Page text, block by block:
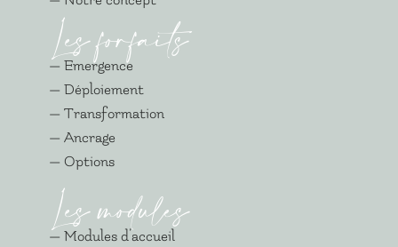
Les forfaits
— Emergence
— Déploiement
— Transformation
— Ancrage
— Options
Les modules
— Modules d’accueil